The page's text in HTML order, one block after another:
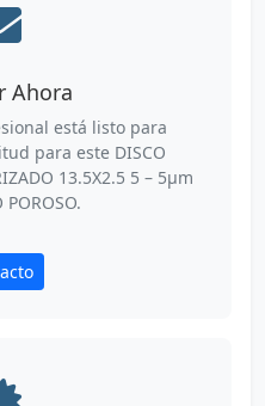
Ahora
está listo para
para este DISCO
13.5X2.5 5 – 5µm
POROSO.